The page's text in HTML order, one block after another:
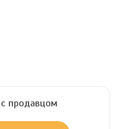
продавцом